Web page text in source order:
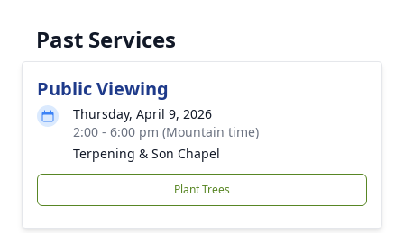
Past Services
Public Viewing
Thursday, April 9, 2026
2:00 - 6:00 pm (Mountain time)
Terpening & Son Chapel
Plant Trees